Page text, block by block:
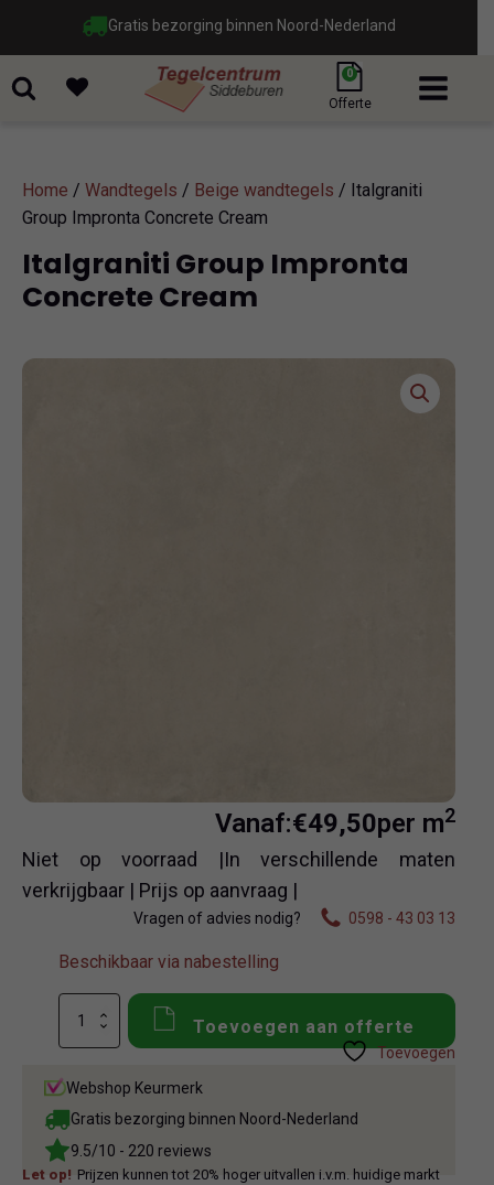
Gratis bezorging binnen Noord-Nederland
0
Offerte
Home / Wandtegels / Beige wandtegels / Italgraniti
Group Impronta Concrete Cream
Italgraniti Group Impronta
Concrete Cream
Vanaf:€49,50per m2
Niet op voorraad |In verschillende maten
verkrijgbaar | Prijs op aanvraag |
Vragen of advies nodig? 0598 - 43 03 13
Beschikbaar via nabestelling
Italgraniti
Concrete
Cream
aantal
Toevoegen aan offerte
Toevoegen
Webshop Keurmerk
Gratis bezorging binnen Noord-Nederland
9.5/10 - 220 reviews
Let op! Prijzen kunnen tot 20% hoger uitvallen i.v.m. huidige markt